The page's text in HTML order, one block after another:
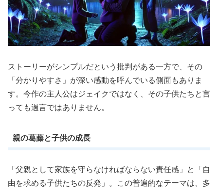
ストーリーがシンプルだという批判がある一方で、その
「分かりやすさ」が深い感動を呼んでいる側面もありま
す。今作の主人公はジェイクではなく、その子供たちと言
っても過言ではありません。
親の葛藤と子供の成長
「父親として家族を守らなければならない責任感」と「自
由を求める子供たちの反発」。この普遍的なテーマは、多